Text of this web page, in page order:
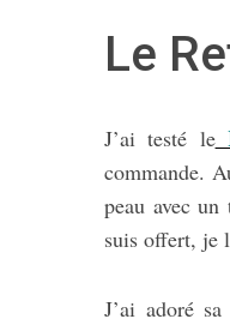
Le
J’ai testé le
commande.
peau avec
suis offert, je
J’ai adoré